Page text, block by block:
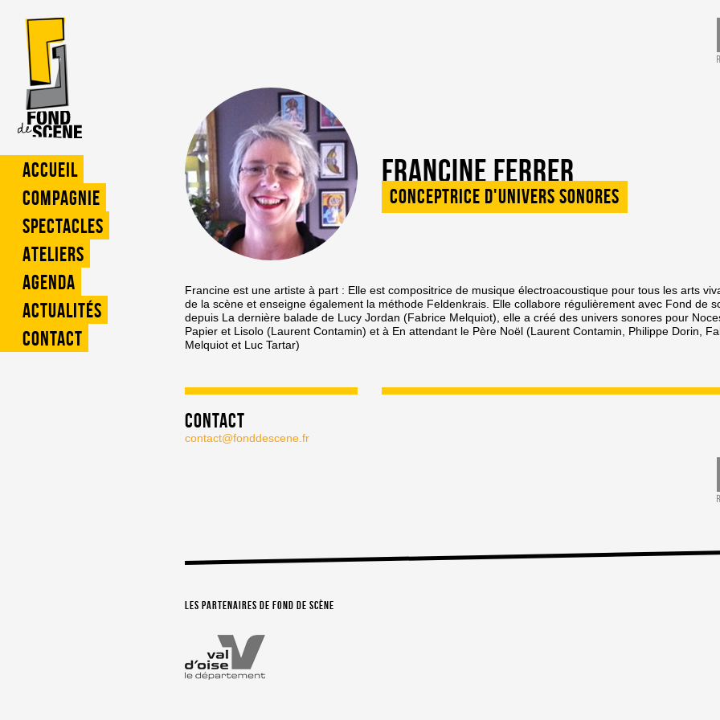
Accueil
Compagnie
Spectacles
Ateliers
Agenda
Actualités
Contact
Francine Ferrer
Conceptrice d'univers sonores
Francine est une artiste à part : Elle est compositrice de musique électroacoustique pour tous les arts
de la scène et enseigne également la méthode Feldenkrais. Elle collabore régulièrement avec Fond de
depuis La dernière balade de Lucy Jordan (Fabrice Melquiot), elle a créé des univers sonores pour
Papier et Lisolo (Laurent Contamin) et à En attendant le Père Noël (Laurent Contamin, Philippe Dorin,
Melquiot et Luc Tartar)
Contact
contact@fonddescene.fr
Les partenaires de Fond de Scène